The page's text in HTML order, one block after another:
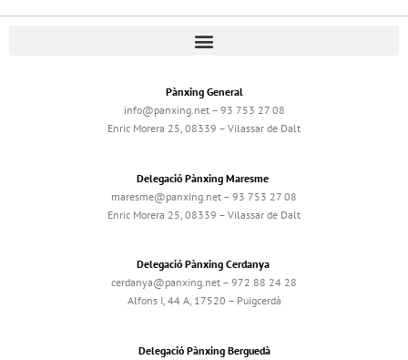
Pànxing General
info@panxing.net – 93 753 27 08
Enric Morera 25, 08339 – Vilassar de Dalt
Delegació Pànxing Maresme
maresme@panxing.net – 93 753 27 08
Enric Morera 25, 08339 – Vilassar de Dalt
Delegació Pànxing Cerdanya
cerdanya@panxing.net – 972 88 24 28
Alfons I, 44 A, 17520 – Puigcerdà
Delegació Pànxing Berguedà